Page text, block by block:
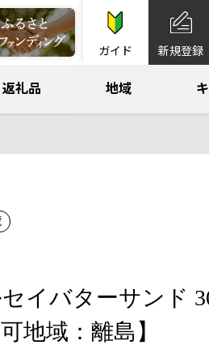
ガイド 新規登録
返礼品 地域
イバターサンド
地域：離島】